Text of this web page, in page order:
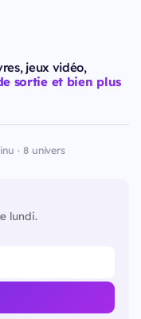
jeux vidéo,
sortie et bien plus
· 8 univers
lundi.